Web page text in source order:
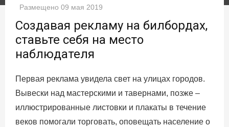
Размещено 09 мая 2019
Создавая рекламу на билбордах,
ставьте себя на место
наблюдателя
Первая реклама увидела свет на улицах городов.
Вывески над мастерскими и тавернами, позже –
иллюстрированные листовки и плакаты в течение
веков помогали торговать, оповещать население о